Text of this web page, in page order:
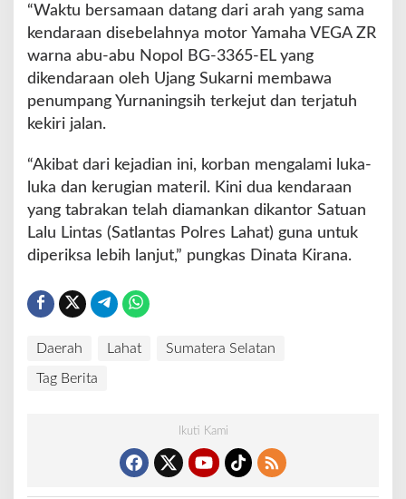
“Waktu bersamaan datang dari arah yang sama
kendaraan disebelahnya motor Yamaha VEGA ZR
warna abu-abu Nopol BG-3365-EL yang
dikendaraan oleh Ujang Sukarni membawa
penumpang Yurnaningsih terkejut dan terjatuh
kekiri jalan.
“Akibat dari kejadian ini, korban mengalami luka-
luka dan kerugian materil. Kini dua kendaraan
yang tabrakan telah diamankan dikantor Satuan
Lalu Lintas (Satlantas Polres Lahat) guna untuk
diperiksa lebih lanjut,” pungkas Dinata Kirana.
Daerah Lahat Sumatera Selatan
Tag Berita
Ikuti Kami